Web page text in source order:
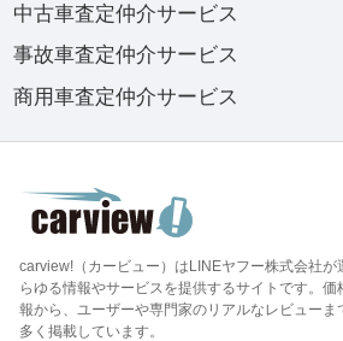
中古車査定仲介サービス
事故車査定仲介サービス
商用車査定仲介サービス
carview!（カービュー）はLINEヤフー株式会社が
らゆる情報やサービスを提供するサイトです。
報から、ユーザーや専門家のリアルなレビューま
多く掲載しています。